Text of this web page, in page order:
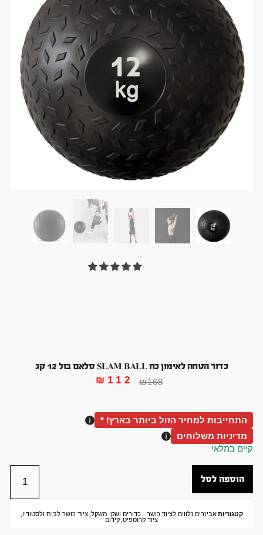
כדור הטחה לאימון כח SLAM BALL סלאם בול 12 קג
₪168
₪ 112
התחייבות למחיר הזול ביותר בארץ! *
מדיניות משלוחים
קיים במלאי
הוספה לסל
קטגוריות אביזרים נלווים לציוד כושר ,כדורים ושקי משקל,ציוד כושר לבית ולסטודיו,
ציוד קרוספיט,קידום